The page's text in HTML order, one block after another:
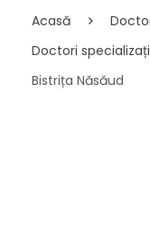
Acasă
Doctori
Bistrița Năsăud